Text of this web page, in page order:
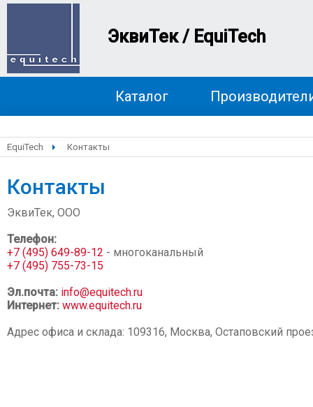
ЭквиТек / EquiTech
Каталог
EquiTech Контакты
Контакты
ЭквиТек, ООО
Телефон:
+7 (495) 649-89-12 - многоканальный
+7 (495) 755-73-15
Эл.почта: info@equitech.ru
Интернет: www.equitech.ru
Адрес офиса и склада: 109316, Москва, Остаповский